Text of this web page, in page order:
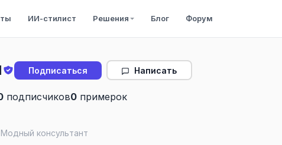
ИИ-стилист Решения Блог Форум
Подписаться Написать
подписчиков0примерок
Модный консультант